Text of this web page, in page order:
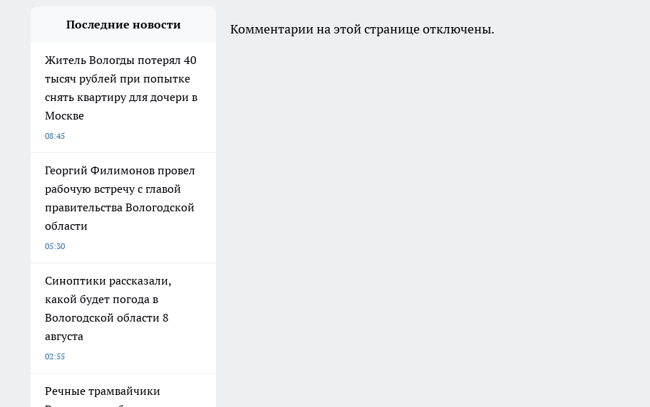
Последние новости
Житель Вологды потерял 40
тысяч рублей при попытке
снять квартиру для дочери в
Москве
08:45
Георгий Филимонов провел
рабочую встречу с главой
правительства Вологодской
области
05:30
Синоптики рассказали,
какой будет погода в
Вологодской области 8
августа
02:55
Речные трамвайчики
Комментарии на этой странице отключены.